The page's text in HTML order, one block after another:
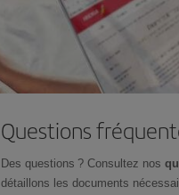
Questions
Des questions ? Consultez nos
détaillons les documents